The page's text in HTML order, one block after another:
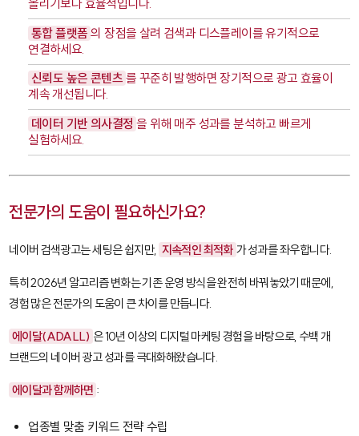
올리기보다 효율적입니다.
통합 플랫폼 의 장점을 살려 검색과 디스플레이를 유기적으로
연결하세요.
신뢰도 높은 콘텐츠 를 꾸준히 발행하면 장기적으로 광고 효율이
계속 개선됩니다.
데이터 기반 의사결정 을 위해 매주 성과를 분석하고 빠르게
실험하세요.
전문가의 도움이 필요하신가요?
네이버 검색광고는 세팅은 쉽지만, 지속적인 최적화 가 성과를 좌우합니다.
특히 2026년 알고리즘 변화는 기존 운영 방식을 완전히 바꿔놓았기 때문에,
경험 많은 전문가의 도움이 큰 차이를 만듭니다.
에이달(ADALL) 은 10년 이상의 디지털 마케팅 경험을 바탕으로, 수백 개
브랜드의 네이버 광고 성과를 극대화해왔습니다.
에이달과 함께하면 :
업종별 맞춤 키워드 전략 수립